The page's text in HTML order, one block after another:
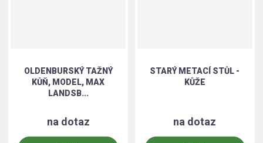
OLDENBURSKÝ TAŽNÝ
KŮŇ, MODEL, MAX
LANDSB...
na dotaz
STARÝ METACÍ STŮL -
KŮŽE
na dotaz